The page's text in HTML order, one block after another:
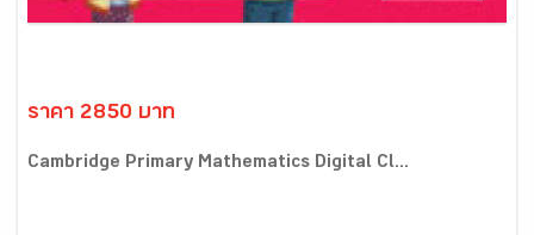
ราคา 2850 บาท
Cambridge Primary Mathematics Digital Cl...